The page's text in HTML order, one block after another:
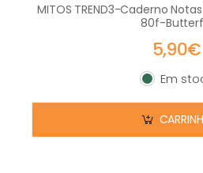
MITOS TREND3-Caderno
80f-
5,90€
Em stock
Em